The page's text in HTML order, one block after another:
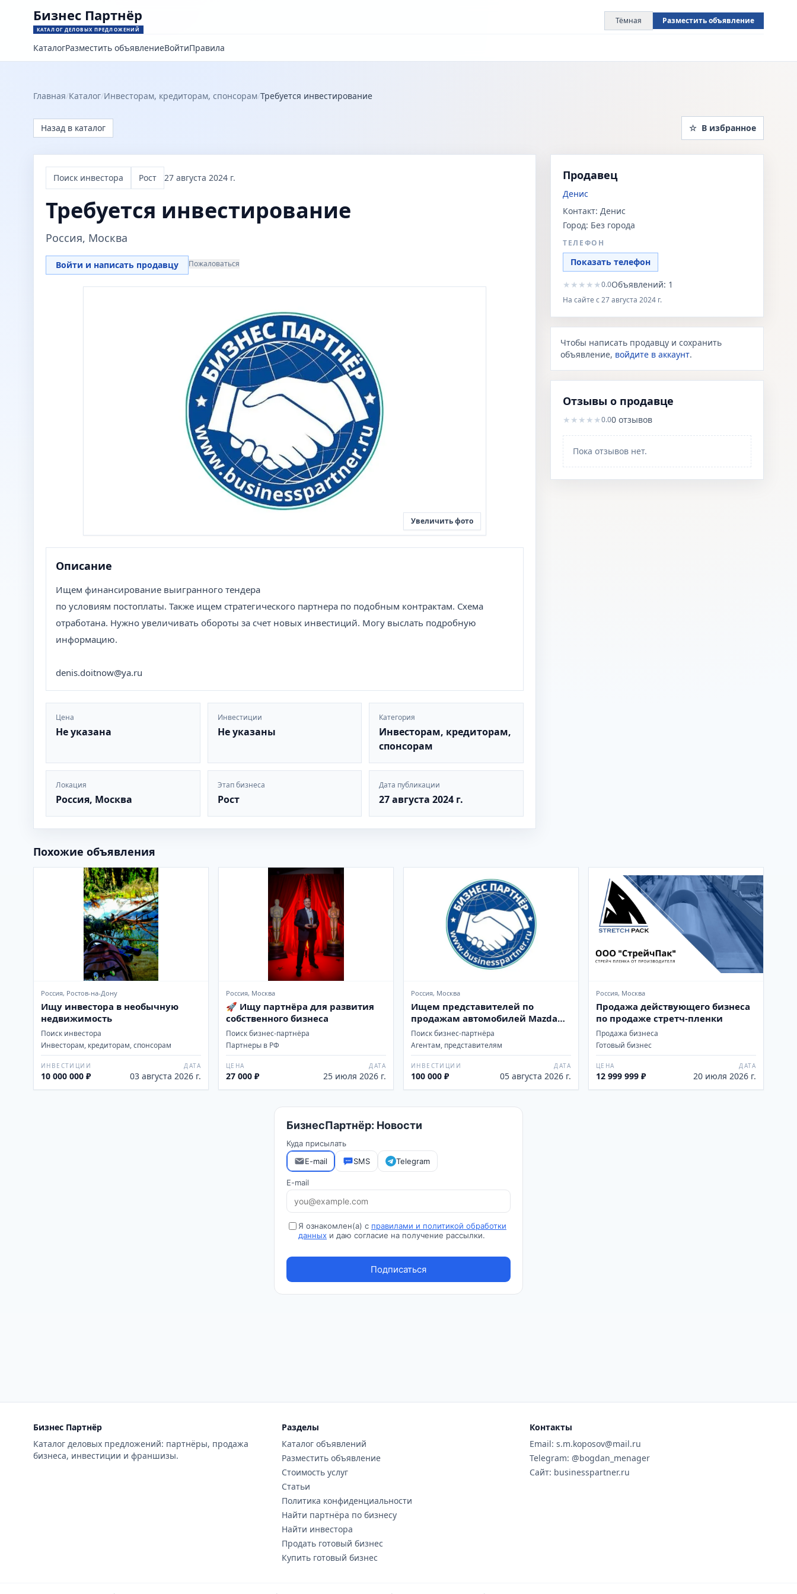
Бизнес Партнёр
КАТАЛОГ ДЕЛОВЫХ ПРЕДЛОЖЕНИЙ
Тёмная Разместить объявление
КаталогРазместить объявлениеВойтиПравила
Главная/Каталог/Инвесторам, кредиторам, спонсорам/Требуется инвестирование
Назад в каталог ☆ В избранное
Поиск инвестора Рост 27 августа 2024 г.
Требуется инвестирование
Россия, Москва
Войти и написать продавцу Пожаловаться
Увеличить фото
Описание
Ищем финансирование выигранного тендера
по условиям постоплаты. Также ищем стратегического партнера по подобным контрактам. Схема
отработана. Нужно увеличивать обороты за счет новых инвестиций. Могу выслать подробную
информацию.
denis.doitnow@ya.ru
Цена
Не указана
Инвестиции
Не указаны
Категория
Инвесторам, кредиторам,
спонсорам
Локация
Россия, Москва
Этап бизнеса
Рост
Дата публикации
27 августа 2024 г.
Продавец
Денис
Контакт: Денис
Город: Без города
ТЕЛЕФОН
Показать телефон
★ ★ ★ ★ ★0.0Объявлений: 1
На сайте с27 августа 2024 г.
Чтобы написать продавцу и сохранить
объявление, войдите в аккаунт.
Отзывы о продавце
★ ★ ★ ★ ★0.00 отзывов
Пока отзывов нет.
Похожие объявления
Россия, Ростов-на-Дону
Ищу инвестора в необычную
недвижимость
Поиск инвестора
Инвесторам, кредиторам, спонсорам
ИНВЕСТИЦИИ
10 000 000 ₽
ДАТА
03 августа 2026 г.
Россия, Москва
🚀 Ищу партнёра для развития
собственного бизнеса
Поиск бизнес-партнёра
Партнеры в РФ
ЦЕНА
27 000 ₽
ДАТА
25 июля 2026 г.
Россия, Москва
Ищем представителей по
продажам автомобилей Mazda
CX-5
Поиск бизнес-партнёра
Агентам, представителям
ИНВЕСТИЦИИ
100 000 ₽
ДАТА
05 августа 2026 г.
Россия, Москва
Продажа действующего бизнеса
по продаже стретч-пленки
Продажа бизнеса
Готовый бизнес
ЦЕНА
12 999 999 ₽
ДАТА
20 июля 2026 г.
Бизнес Партнёр
Каталог деловых предложений: партнёры, продажа
бизнеса, инвестиции и франшизы.
Разделы
Каталог объявлений
Разместить объявление
Стоимость услуг
Статьи
Политика конфиденциальности
Найти партнёра по бизнесу
Найти инвестора
Продать готовый бизнес
Купить готовый бизнес
Контакты
Email: s.m.koposov@mail.ru
Telegram: @bogdan_menager
Сайт: businesspartner.ru